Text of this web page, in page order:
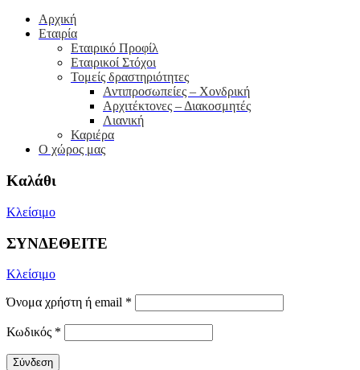
Αρχική
Εταιρία
Εταιρικό Προφίλ
Εταιρικοί Στόχοι
Τομείς δραστηριότητες
Αντιπροσωπείες – Xονδρική
Αρχιτέκτονες – Διακοσμητές
Λιανική
Καριέρα
Ο χώρος μας
Καλάθι
Κλείσιμο
ΣΥΝΔΕΘΕΙΤΕ
Κλείσιμο
Όνομα χρήστη ή email *
Κωδικός *
Σύνδεση